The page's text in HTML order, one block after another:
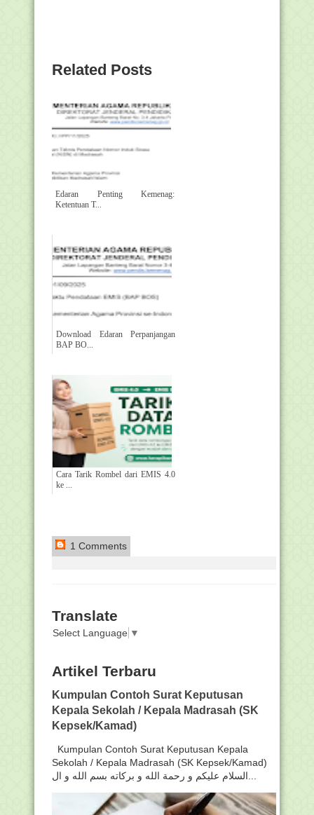
Related Posts
Edaran Penting Kemenag:
Ketentuan T...
Download Edaran Perpanjangan
BAP BO...
Cara Tarik Rombel dari EMIS 4.0
ke ...
1 Comments
Translate
Select Language ▼
Artikel Terbaru
Kumpulan Contoh Surat Keputusan
Kepala Sekolah / Kepala Madrasah (SK
Kepsek/Kamad)
Kumpulan Contoh Surat Keputusan Kepala
Sekolah / Kepala Madrasah (SK Kepsek/Kamad)